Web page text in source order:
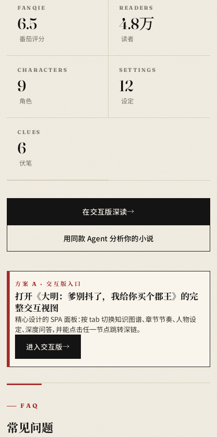
FANQIE
6.5
番茄评分
READERS
4.8万
读者
CHARACTERS
9
角色
SETTINGS
12
设定
CLUES
6
伏笔
在交互版深读
用同款 Agent 分析你的小说
方案 A · 交互版入口
打开《大明：爹别抖了，我给你买个郡王》的完
整交互视图
精心设计的 SPA 面板：按 tab 切换知识图谱、章节节奏、人物设
定、深度问答，并能点击任一节点跳转深链。
进入交互版
FAQ
常见问题